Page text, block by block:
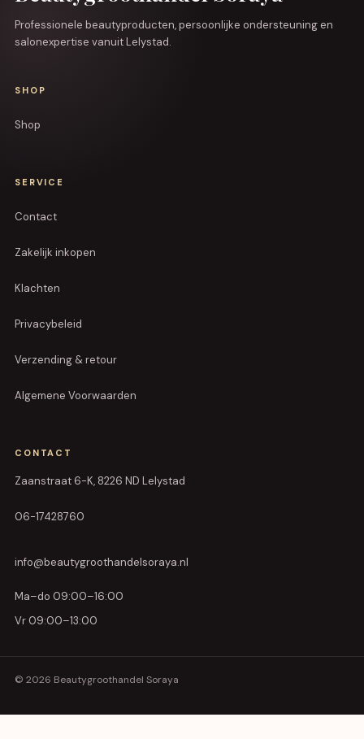
Professionele beautyproducten, persoonlijke ondersteuning en
salonexpertise vanuit Lelystad.
SHOP
Shop
SERVICE
Contact
Zakelijk inkopen
Klachten
Privacybeleid
Verzending & retour
Algemene Voorwaarden
CONTACT
Zaanstraat 6-K, 8226 ND Lelystad
06-17428760
info@beautygroothandelsoraya.nl
Ma–do 09:00–16:00
Vr 09:00–13:00
© 2026 Beautygroothandel Soraya